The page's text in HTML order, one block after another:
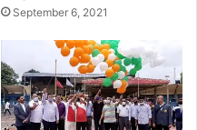
September 6, 2021